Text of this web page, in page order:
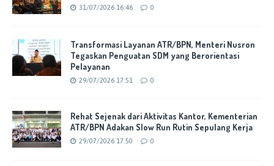
31/07/2026 16:46 0
Transformasi Layanan ATR/BPN, Menteri Nusron
Tegaskan Penguatan SDM yang Berorientasi
Pelayanan
29/07/2026 17:51 0
Rehat Sejenak dari Aktivitas Kantor, Kementerian
ATR/BPN Adakan Slow Run Rutin Sepulang Kerja
29/07/2026 17:50 0